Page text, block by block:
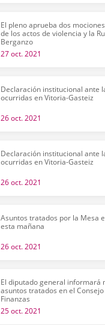
El pleno aprueba dos
de los actos de violencia y la
Berganzo
27 oct. 2021
Declaración institucional ante
ocurridas en Vitoria-Gasteiz
26 oct. 2021
Declaración institucional ante
ocurridas en Vitoria-Gasteiz
26 oct. 2021
Asuntos tratados por la Mesa
esta mañana
26 oct. 2021
El diputado general informará
asuntos tratados en el Consejo
Finanzas
25 oct. 2021